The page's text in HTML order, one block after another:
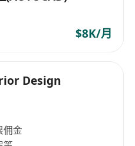
$8K/月
Design
佣金